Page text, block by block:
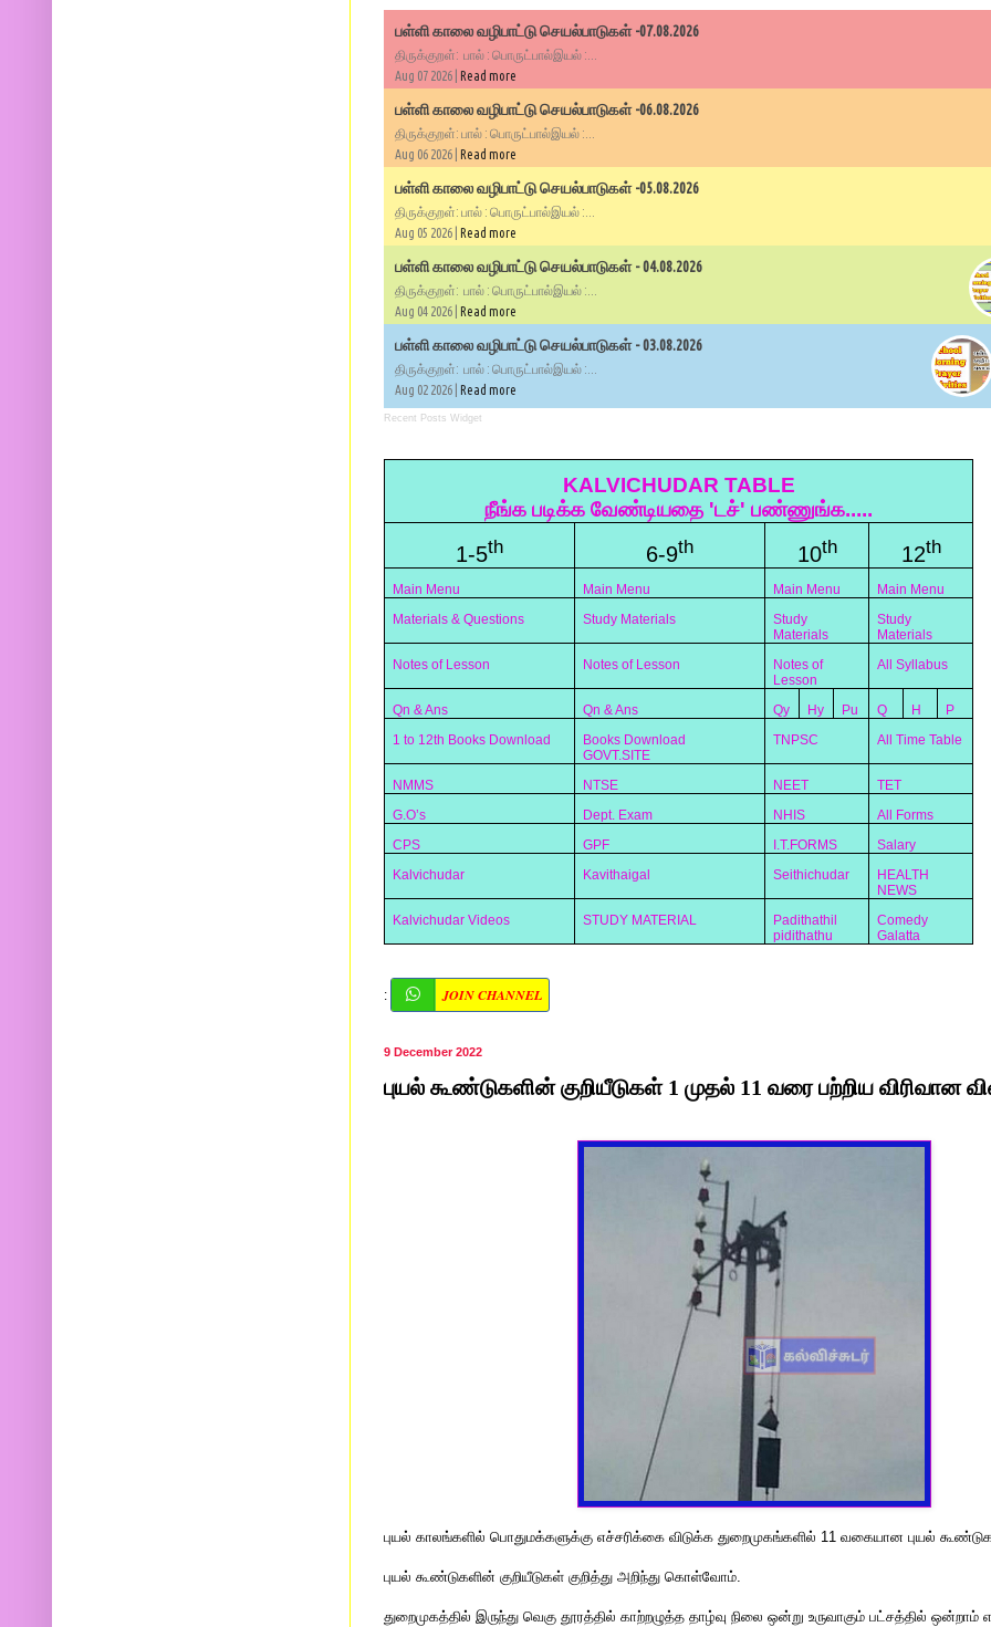
பள்ளி காலை வழிபாட்டு செயல்பாடுகள் -07.08.2026
திருக்குறள்: பால் : பொருட்பால்இயல் :...
Aug 07 2026 | Read more
பள்ளி காலை வழிபாட்டு செயல்பாடுகள் -06.08.2026
திருக்குறள்: பால் : பொருட்பால்இயல் :...
Aug 06 2026 | Read more
பள்ளி காலை வழிபாட்டு செயல்பாடுகள் -05.08.2026
திருக்குறள்: பால் : பொருட்பால்இயல் :...
Aug 05 2026 | Read more
பள்ளி காலை வழிபாட்டு செயல்பாடுகள் - 04.08.2026
திருக்குறள்: பால் : பொருட்பால்இயல் :...
Aug 04 2026 | Read more
பள்ளி காலை வழிபாட்டு செயல்பாடுகள் - 03.08.2026
திருக்குறள்: பால் : பொருட்பால்இயல் :...
Aug 02 2026 | Read more
Recent Posts Widget
KALVICHUDAR TABLE
நீங்க படிக்க வேண்டியதை 'டச்' பண்ணுங்க.....
1-5th 6-9th 10th 12th
Main Menu Main Menu Main Menu
Main Menu
Materials & Questions
Study Materials
Study
Materials
Study
Materials
Notes of Lesson
Notes of Lesson
Notes of
Lesson
All Syllabus
Qn & Ans Qn & Ans Qy Hy Pu Q H
P
1 to 12th Books Download
Books Download
GOVT.SITE
TNPSC All Time Table
NMMS NTSE NEET
TET
G.O’s
Dept. Exam NHIS
All Forms
CPS
GPF I.T.FORMS
Salary
Kalvichudar
Kavithaigal Seithichudar
HEALTH
NEWS
Kalvichudar Videos
STUDY MATERIAL
Padithathil
pidithathu
Comedy
Galatta
: JOIN CHANNEL
9 December 2022
புயல் கூண்டுகளின் குறியீடுகள் 1 முதல் 11 வரை பற்றிய விரிவான
புயல் காலங்களில் பொதுமக்களுக்கு எச்சரிக்கை விடுக்க துறைமுகங்களில் 11 வகையான புயல்
புயல் கூண்டுகளின் குறியீடுகள் குறித்து அறிந்து கொள்வோம்.
துறைமுகத்தில் இருந்து வெகு தூரத்தில் காற்றழுத்த தாழ்வு நிலை ஒன்று உருவாகும் பட்சத்தில்